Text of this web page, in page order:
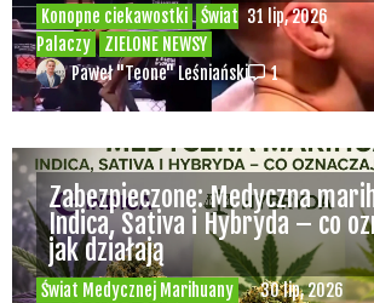
Konopne ciekawostki
Świat
Palaczy
ZIELONE NEWSY
31 lip, 2026
Paweł "Teone" Leśniański 1
Świat Medycznej Marihuany
30 lip, 2026
Zabezpieczone: Medyczna
Indica, Sativa i Hybryda – co
jak działają